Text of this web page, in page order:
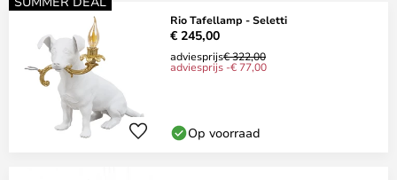
Rio Tafellamp - Seletti
€ 245,00
adviesprijs€ 322,00
adviesprijs -€ 77,00
Op voorraad